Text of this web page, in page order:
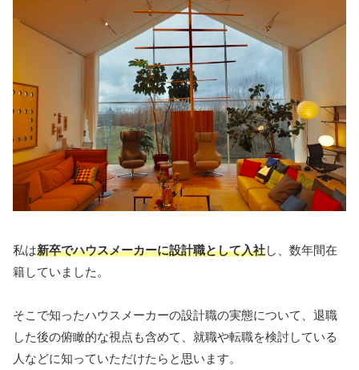
私は新卒でハウスメーカーに設計職として入社し、数年間在
籍していました。
そこで知ったハウスメーカーの設計職の実態について、退職
した後の俯瞰的な視点も含めて、就職や転職を検討している
人などに知っていただけたらと思います。